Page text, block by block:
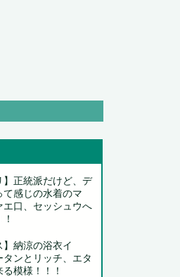
】正統派だけど、デ
て感じの水着のマ
エ口、セッシュウへ
】納涼の浴衣イ
タンとリッチ、エタ
模様！！！